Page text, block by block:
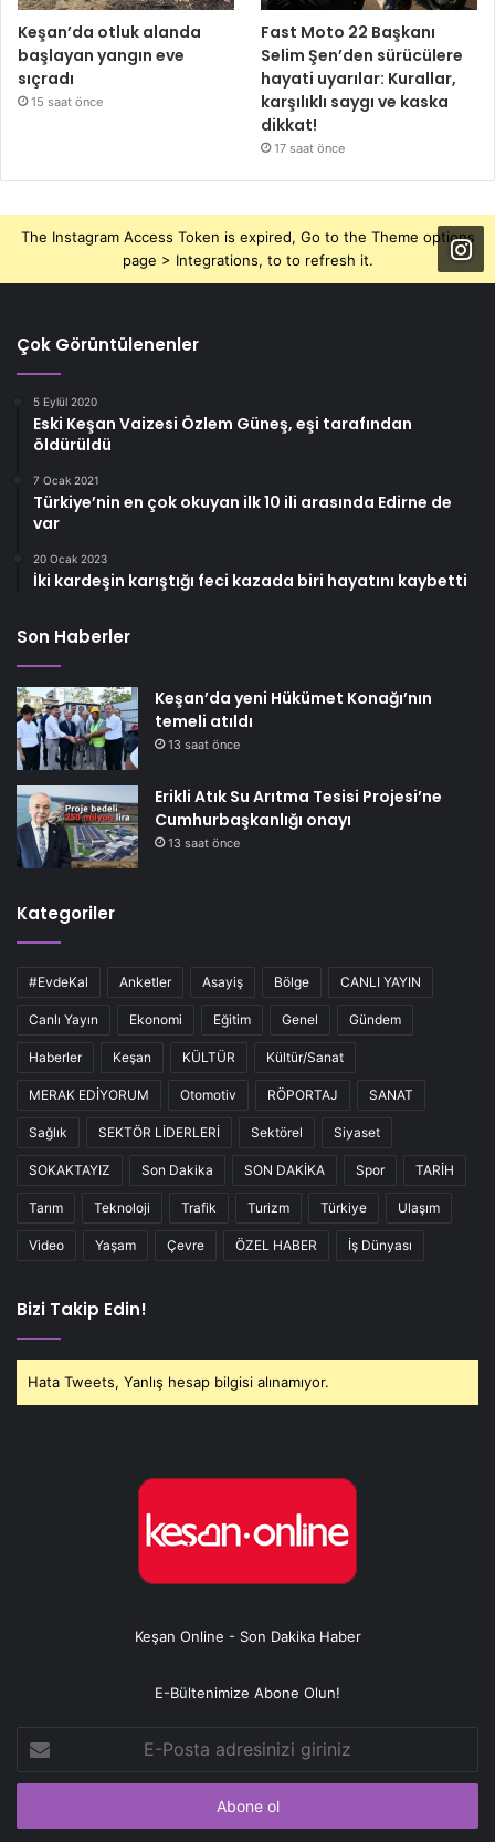
Keşan’da otluk alanda
başlayan yangın eve
sıçradı
15 saat önce
Fast Moto 22 Başkanı
Selim Şen’den sürücülere
hayati uyarılar: Kurallar,
karşılıklı saygı ve kaska
dikkat!
17 saat önce
The Instagram Access Token is expired, Go to the Theme options
page > Integrations, to to refresh it.
Çok Görüntülenenler
5 Eylül 2020
Eski Keşan Vaizesi Özlem Güneş, eşi tarafından
öldürüldü
7 Ocak 2021
Türkiye’nin en çok okuyan ilk 10 ili arasında Edirne de
var
20 Ocak 2023
İki kardeşin karıştığı feci kazada biri hayatını kaybetti
Son Haberler
Keşan’da yeni Hükümet Konağı’nın
temeli atıldı
13 saat önce
Erikli Atık Su Arıtma Tesisi Projesi’ne
Cumhurbaşkanlığı onayı
13 saat önce
Kategoriler
#EvdeKal Anketler Asayiş Bölge CANLI YAYIN
Canlı Yayın Ekonomi Eğitim Genel Gündem
Haberler Keşan KÜLTÜR Kültür/Sanat
MERAK EDİYORUM Otomotiv RÖPORTAJ SANAT
Sağlık SEKTÖR LİDERLERİ Sektörel Siyaset
SOKAKTAYIZ Son Dakika SON DAKİKA Spor TARİH
Tarım Teknoloji Trafik Turizm Türkiye Ulaşım
Video Yaşam Çevre ÖZEL HABER İş Dünyası
Bizi Takip Edin!
Hata Tweets, Yanlış hesap bilgisi alınamıyor.
Keşan Online - Son Dakika Haber
E-Bültenimize Abone Olun!
Posta
adresinizi